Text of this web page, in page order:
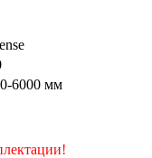
6000 мм